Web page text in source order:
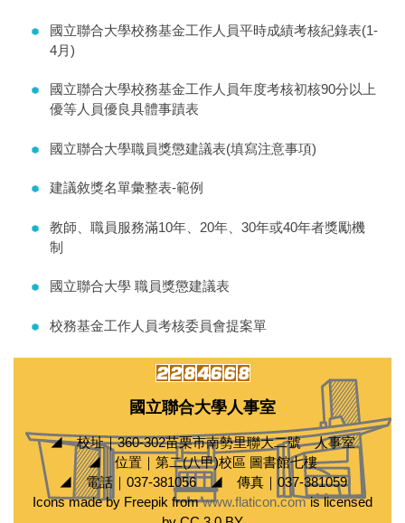
國立聯合大學校務基金工作人員平時成績考核紀錄表(1-
4月)
國立聯合大學校務基金工作人員年度考核初核90分以上
優等人員優良具體事蹟表
國立聯合大學職員獎懲建議表(填寫注意事項)
建議敘獎名單彙整表-範例
教師、職員服務滿10年、20年、30年或40年者獎勵機
制
國立聯合大學 職員獎懲建議表
校務基金工作人員考核委員會提案單
國立聯合大學人事室
◢ 校址｜360-302苗栗市南勢里聯大二號 人事室
◢ 位置｜第二(八甲)校區 圖書館七樓
◢ 電話｜037-381056 ◢ 傳真｜037-381059
Icons made by Freepik fromwww.flaticon.comis licensed